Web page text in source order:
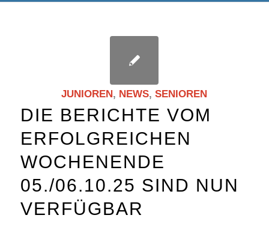
JUNIOREN, NEWS,SENIOREN
DIE BERICHTE VOM
ERFOLGREICHEN
WOCHENENDE
05./06.10.25 SIND NUN
VERFÜGBAR